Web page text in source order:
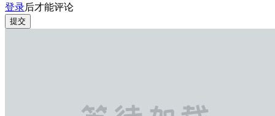
登录后才能评论
提交